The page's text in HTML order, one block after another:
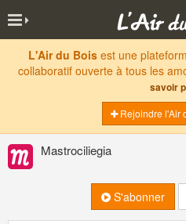
L'Air du Boisest une
collaboratif ouverte à tous les
savoir
Rejoindre l'Air
Mastrociliegia
S'abonner